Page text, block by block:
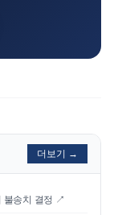
더보기 →
불송치 결정 ↗